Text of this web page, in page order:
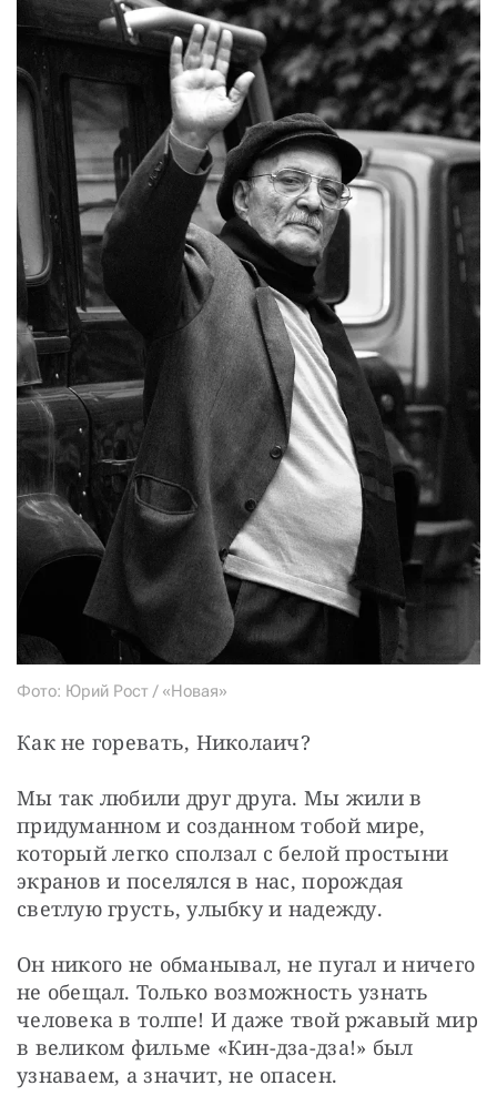
Фото: Юрий Рост / «Новая»
Как не горевать, Николаич?
Мы так любили друг друга. Мы жили в
придуманном и созданном тобой мире,
который легко сползал с белой простыни
экранов и поселялся в нас, порождая
светлую грусть, улыбку и надежду.
Он никого не обманывал, не пугал и ничего
не обещал. Только возможность узнать
человека в толпе! И даже твой ржавый мир
в великом фильме «Кин-дза-дза!» был
узнаваем, а значит, не опасен.
СТАТЬ СОУЧАСТНИКОМ
ПОДЕЛИТЬСЯ С ДРУЗЬЯМИ
Если у вас есть вопросы, пишите donate@novayagazeta.ruили
звоните:
+7 (929) 612-03-68